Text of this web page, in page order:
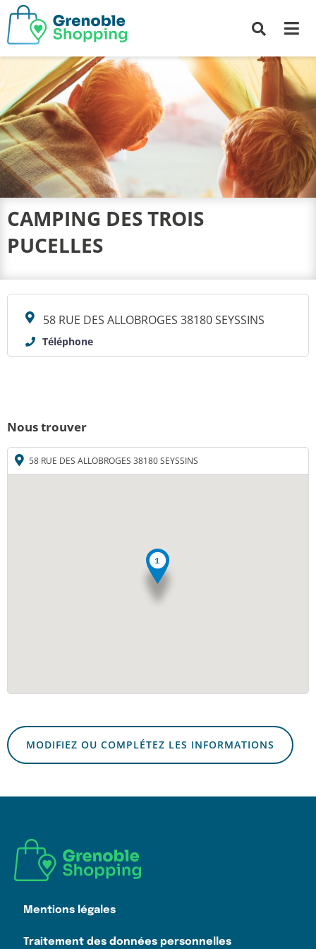
CAMPING DES TROIS
PUCELLES
58 RUE DES ALLOBROGES 38180 SEYSSINS
Téléphone
Nous trouver
58 RUE DES ALLOBROGES 38180 SEYSSINS
MODIFIEZ OU COMPLÉTEZ LES INFORMATIONS
Mentions légales
Traitement des données personnelles